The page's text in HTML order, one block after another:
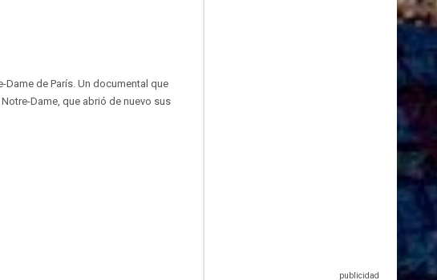
de París. Un documental que
Dame, que abrió de nuevo sus